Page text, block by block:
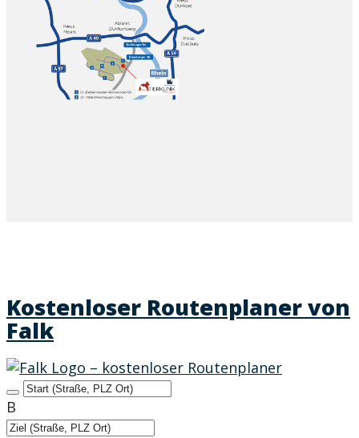
Kostenloser Routenplaner von
Falk
Startadresse
B
Zieladresse